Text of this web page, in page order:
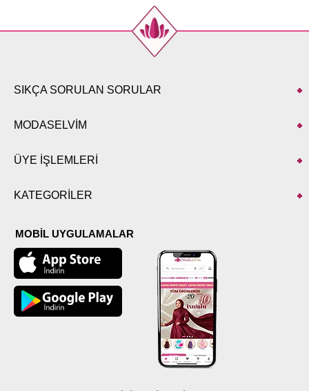
SIKÇA SORULAN SORULAR
MODASELVİM
ÜYE İŞLEMLERİ
KATEGORİLER
MOBİL UYGULAMALAR